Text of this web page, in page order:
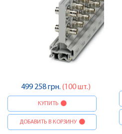
499 258 грн. (100 шт.)
КУПИТЬ
ДОБАВИТЬ В КОРЗИНУ